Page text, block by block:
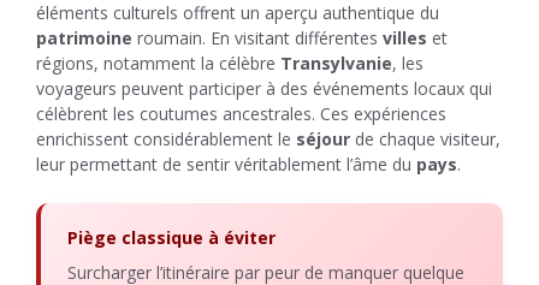
éléments culturels offrent un aperçu authentique du
patrimoine roumain. En visitant différentes villes et
régions, notamment la célèbre Transylvanie, les
voyageurs peuvent participer à des événements locaux qui
célèbrent les coutumes ancestrales. Ces expériences
enrichissent considérablement le séjour de chaque visiteur,
leur permettant de sentir véritablement l’âme du pays.
Piège classique à éviter
Surcharger l’itinéraire par peur de manquer quelque